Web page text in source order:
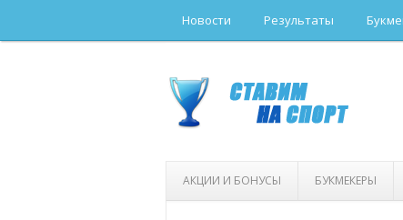
Новости Результаты
АКЦИИ И БОНУСЫ БУКМЕКЕРЫ